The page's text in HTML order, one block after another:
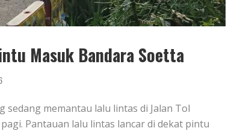
Masuk Bandara Soetta
memantau lalu lintas di Jalan Tol
Pantauan lalu lintas lancar di dekat pintu